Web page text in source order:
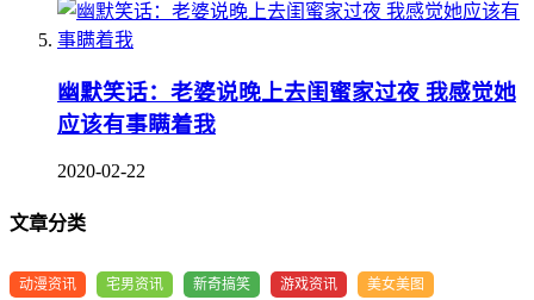
幽默笑话：老婆说晚上去闺蜜家过夜 我感觉她
应该有事瞒着我
2020-02-22
文章分类
动漫资讯 宅男资讯 新奇搞笑 游戏资讯 美女美图